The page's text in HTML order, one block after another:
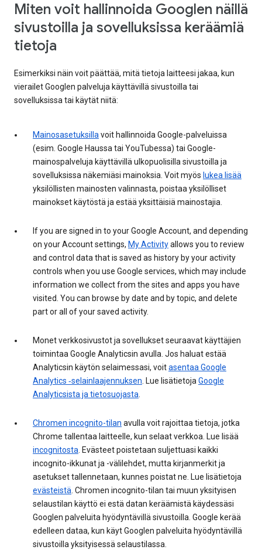
Miten voit hallinnoida Googlen näillä
sivustoilla ja sovelluksissa keräämiä
tietoja
Esimerkiksi näin voit päättää, mitä tietoja laitteesi jakaa, kun
vierailet Googlen palveluja käyttävillä sivustoilla tai
sovelluksissa tai käytät niitä:
Mainosasetuksillavoit hallinnoida Google-palveluissa
(esim. Google Haussa tai YouTubessa) tai Google-
mainospalveluja käyttävillä ulkopuolisilla sivustoilla ja
sovelluksissa näkemiäsi mainoksia. Voit myös lukea lisää
yksilöllisten mainosten valinnasta, poistaa yksilölliset
mainokset käytöstä ja estää yksittäisiä mainostajia.
If you are signed in to your Google Account, and depending
on your Account settings, My Activityallows you to review
and control data that is saved as history by your activity
controls when you use Google services, which may include
information we collect from the sites and apps you have
visited. You can browse by date and by topic, and delete
part or all of your saved activity.
Monet verkkosivustot ja sovellukset seuraavat käyttäjien
toimintaa Google Analyticsin avulla. Jos haluat estää
Analyticsin käytön selaimessasi, voitasentaa Google
Analytics ‑selainlaajennuksen. Lue lisätietojaGoogle
Analyticsista ja tietosuojasta.
Chromen incognito-tilan avulla voit rajoittaa tietoja, jotka
Chrome tallentaa laitteelle, kun selaat verkkoa. Lue lisää
incognitosta. Evästeet poistetaan suljettuasi kaikki
incognito-ikkunat ja -välilehdet, mutta kirjanmerkit ja
asetukset tallennetaan, kunnes poistat ne. Lue lisätietoja
evästeistä. Chromen incognito-tilan tai muun yksityisen
selaustilan käyttö ei estä datan keräämistä käydessäsi
Googlen palveluita hyödyntävillä sivustoilla. Google kerää
edelleen dataa, kun käyt Googlen palveluita hyödyntävillä
sivustoilla yksityisessä selaustilassa.